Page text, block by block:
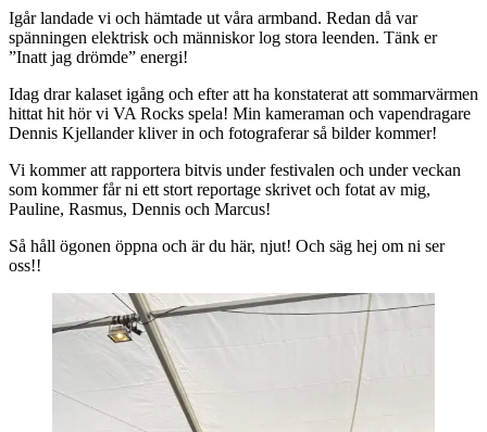
Igår landade vi och hämtade ut våra armband. Redan då var
spänningen elektrisk och människor log stora leenden. Tänk er
”Inatt jag drömde” energi!
Idag drar kalaset igång och efter att ha konstaterat att sommarvärmen
hittat hit hör vi VA Rocks spela! Min kameraman och vapendragare
Dennis Kjellander kliver in och fotograferar så bilder kommer!
Vi kommer att rapportera bitvis under festivalen och under veckan
som kommer får ni ett stort reportage skrivet och fotat av mig,
Pauline, Rasmus, Dennis och Marcus!
Så håll ögonen öppna och är du här, njut! Och säg hej om ni ser
oss!!